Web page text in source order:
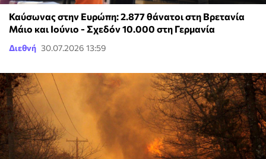
Καύσωνας στην Ευρώπη: 2.877 θάνατοι στη Βρετανία
Μάιο και Ιούνιο - Σχεδόν 10.000 στη Γερμανία
Διεθνή 30.07.2026 13:59